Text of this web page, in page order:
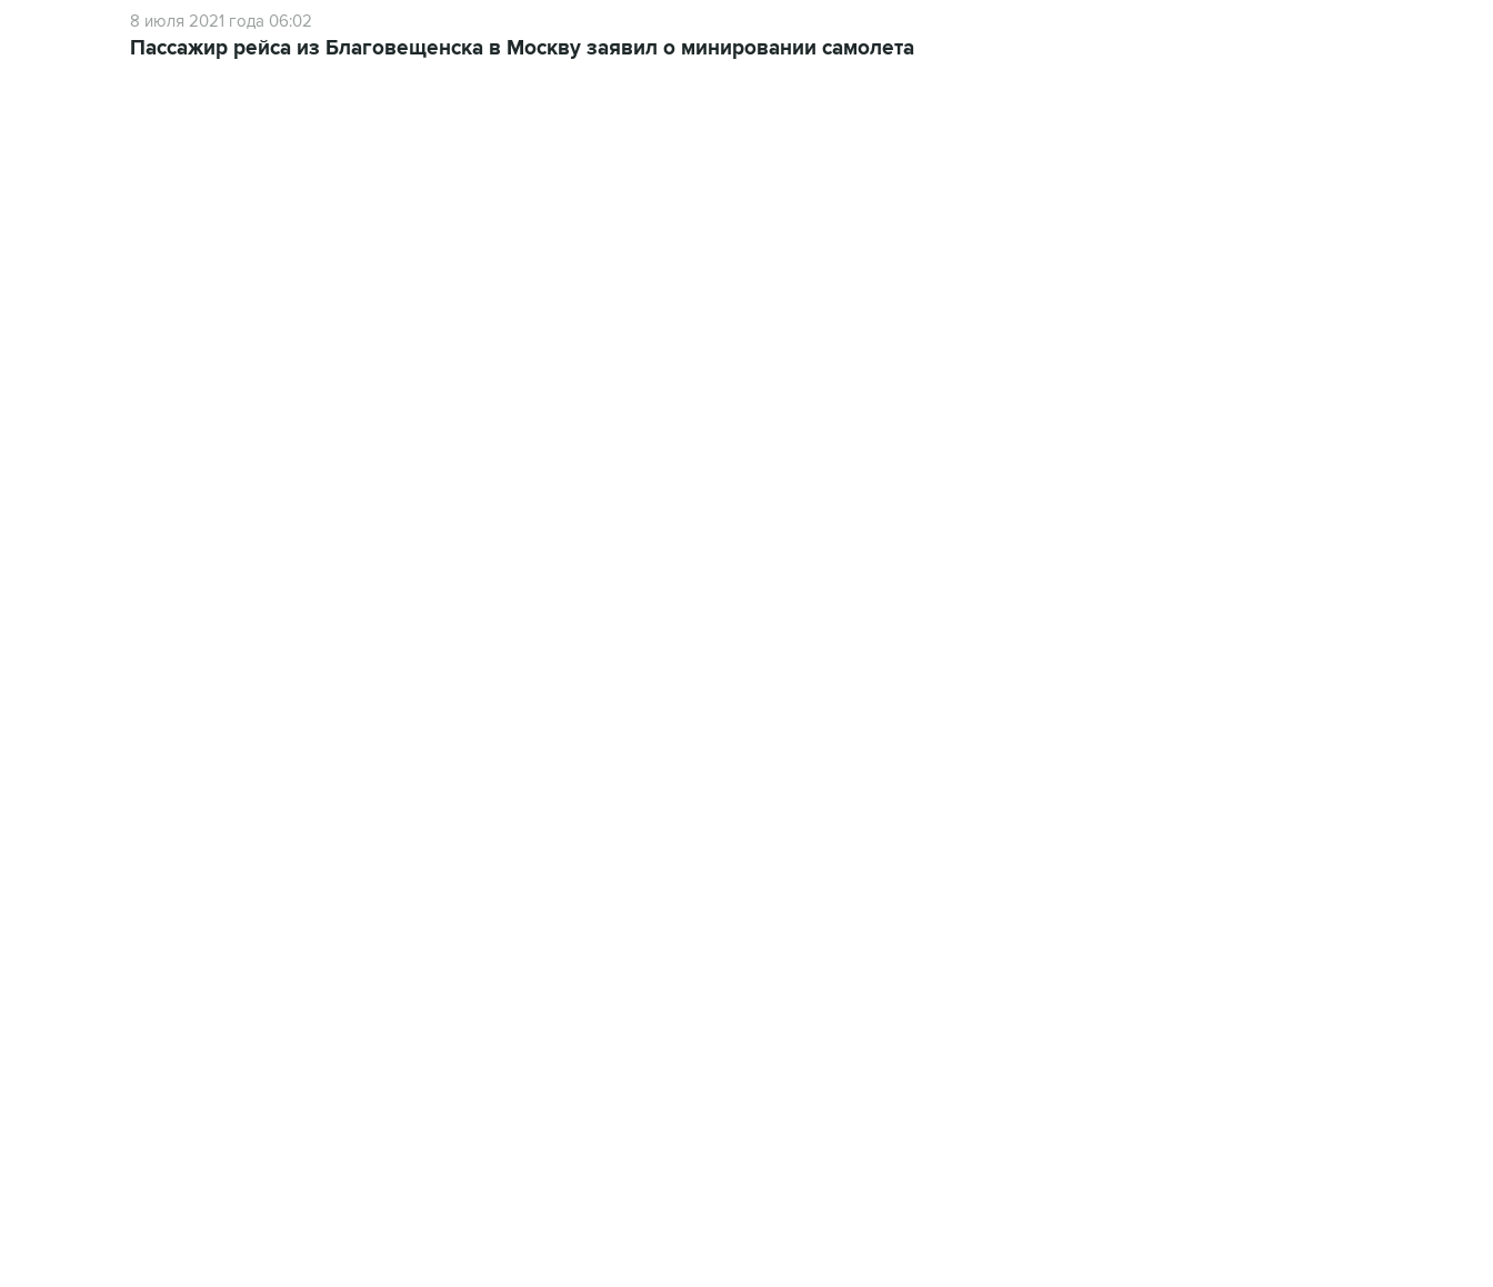
8 июля 2021 года 06:02
Пассажир рейса из Благовещенска в Москву заявил о минировании самолета